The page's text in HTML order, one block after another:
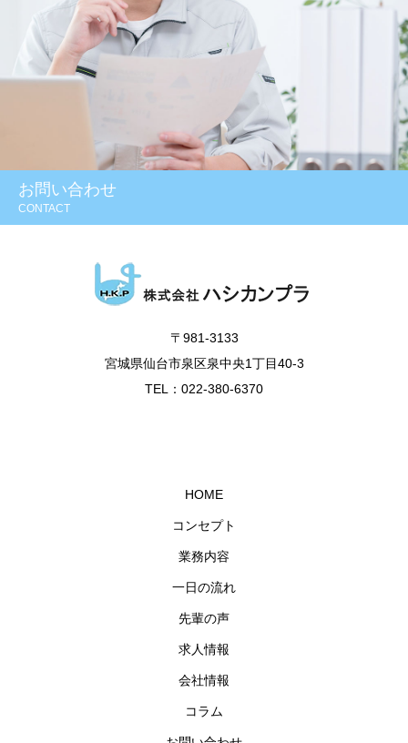
お問い合わせ
CONTACT
〒981-3133
宮城県仙台市泉区泉中央1丁目40-3
TEL：022-380-6370
HOME
コンセプト
業務内容
一日の流れ
先輩の声
求人情報
会社情報
コラム